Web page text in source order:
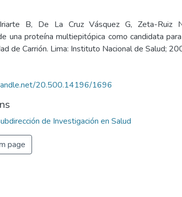
Iriarte B, De La Cruz Vásquez G, Zeta-Ruiz
una proteína multiepitópica como candidata
de Carrión. Lima: Instituto Nacional de Salud;
20.500.14196/1696
de Investigación en Salud
page